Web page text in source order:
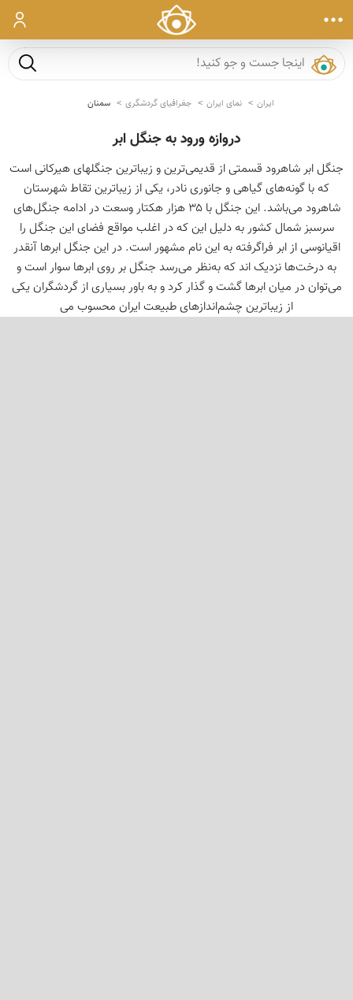
ورود
جست و
ایران نمای ایران جغرافیای گردشگری سمنان
دروازه ورود به جنگل ابر
جنگل ابر شاهرود قسمتی از قدیمی‌ترین و زیباترین جنگلهای هیرکانی است
که با گونه‌های گیاهی و جانوری نادر، یکی از زیباترین تقاط شهرستان
شاهرود می‌باشد. این جنگل با ۳۵ هزار هکتار وسعت در ادامه جنگل‌های
سرسبز شمال کشور به دلیل این که در اغلب مواقع فضای این جنگل را
اقیانوسی از ابر فراگرفته به این نام مشهور است. در این جنگل ابرها آنقدر
به درخت‌ها نزدیک اند که به‌نظر می‌رسد جنگل بر روی ابرها سوار است و
می‌توان در میان ابرها گشت و گذار کرد و به باور بسیاری از گردشگران یکی
از زیباترین چشم‌اندازهای طبیعت ایران محسوب می